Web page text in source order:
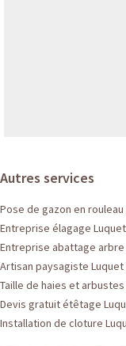
Autres services
Pose de gazon en rouleau
Entreprise élagage
Entreprise abattage arbre
Artisan paysagiste Luquet
Taille de haies et
Devis gratuit étêtage
Installation de cloture